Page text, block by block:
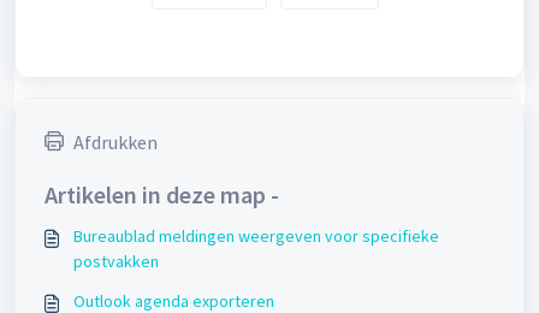
Afdrukken
Artikelen in deze map -
Bureaublad meldingen weergeven voor specifieke
postvakken
Outlook agenda exporteren